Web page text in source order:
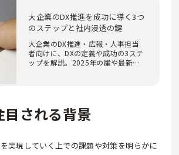
大企業のDX推進を成功に導く3つ
のステップと社内浸透の鍵
大企業のDX推進・広報・人事担当
者向けに、DXの定義や成功の3ステ
ップを解説。2025年の崖や最新の
目される背景
実現していく上での課題や対策を明らかに